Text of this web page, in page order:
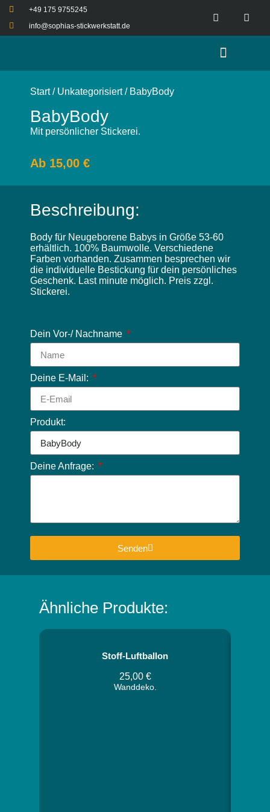
+49 175 9755245
info@sophias-stickwerkstatt.de
Start/ Unkategorisiert/ BabyBody
BabyBody
Mit persönlicher Stickerei.
Ab 15,00 €
Beschreibung:
Body für Neugeborene Babys in Größe 53-60
erhältlich. 100% Baumwolle. Verschiedene
Farben vorhanden. Zusammen besprechen wir
die individuelle Bestickung für dein persönliches
Geschenk. Last minute möglich. Preis zzgl.
Stickerei.
Dein Vor-/ Nachname
Deine E-Mail:
Produkt:
Deine Anfrage:
Senden
Ähnliche Produkte:
Stoff-Luftballon
25,00 €
Wanddeko.